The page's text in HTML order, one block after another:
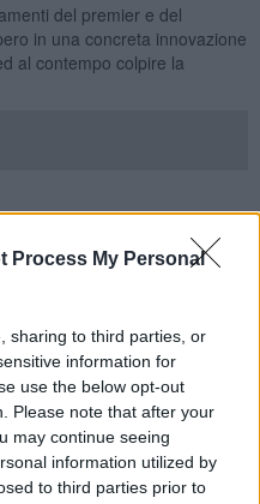
Process My Personal
sharing to third parties, or
information for
use the below opt-out
Please note that after your
may continue seeing
information utilized by
to third parties prior to
del premier e del
in una concreta innovazione
al contempo colpire la
Toscana iscriviti alla
Arriva gratis tutti i giorni
di posta.